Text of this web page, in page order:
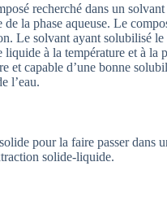
recherché dans un
la phase aqueuse. Le
Le solvant ayant solubilisé le
à la température et à la
et capable d’une bonne
l’eau.
pour la faire passer
solide-liquide.